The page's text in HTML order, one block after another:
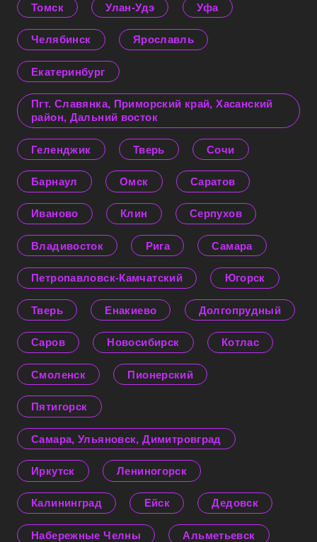
Томск Улан-Удэ Уфа
Челябинск Ярославль
Екатеринбург
Пгт. Славянка, Приморский край, Хасанский
район, Дальний восток
Геленджик Тверь Сочи
Барнаул Омск Саратов
Иваново Клин Серпухов
Владивосток Рига Самара
Петропавловск-Камчатский Югорск
Тверь Енакиево Долгопрудный
Саров Новосибирск Котлас
Смоленск Пионерский
Пятигорск
Самара, Ульяновск, Димитровград
Иркутск Лениногорск
Калининград Ейск Дедовск
Набережные Челны Альметьевск